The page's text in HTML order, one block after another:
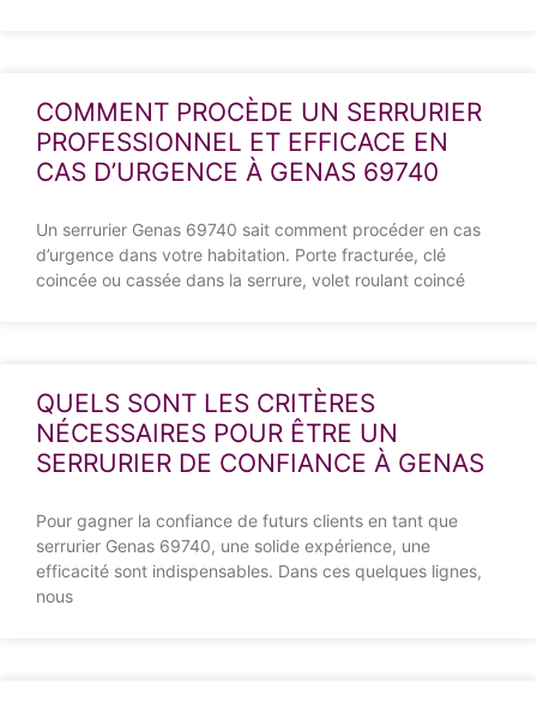
COMMENT PROCÈDE UN SERRURIER
PROFESSIONNEL ET EFFICACE EN
CAS D’URGENCE À GENAS 69740
Un serrurier Genas 69740 sait comment procéder en cas
d’urgence dans votre habitation. Porte fracturée, clé
coincée ou cassée dans la serrure, volet roulant coincé
QUELS SONT LES CRITÈRES
NÉCESSAIRES POUR ÊTRE UN
SERRURIER DE CONFIANCE À GENAS
Pour gagner la confiance de futurs clients en tant que
serrurier Genas 69740, une solide expérience, une
efficacité sont indispensables. Dans ces quelques lignes,
nous